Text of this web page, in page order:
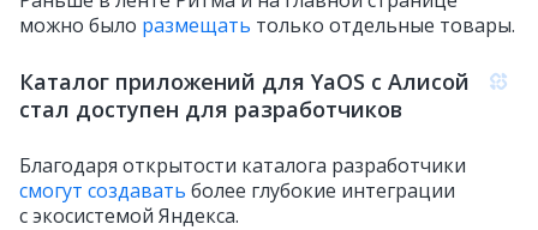
можно было размещать только отдельные товары.
Каталог приложений для YaOS с Алисой
стал доступен для разработчиков
Благодаря открытости каталога разработчики
смогут создавать более глубокие интеграции
с экосистемой Яндекса.